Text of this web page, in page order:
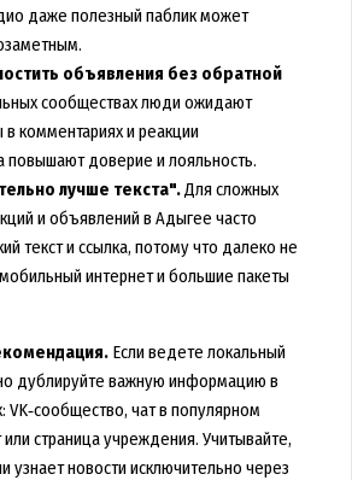
даже полезный паблик может
объявления без обратной
сообществах люди ожидают
в комментариях и реакции
повышают доверие и лояльность.
лучше текста".Для сложных
и объявлений в Адыгее часто
текст и ссылка, потому что далеко не
интернет и большие пакеты
Если ведете локальный
дублируйте важную информацию в
VK‑сообщество, чат в популярном
страница учреждения. Учитывайте,
узнает новости исключительно через